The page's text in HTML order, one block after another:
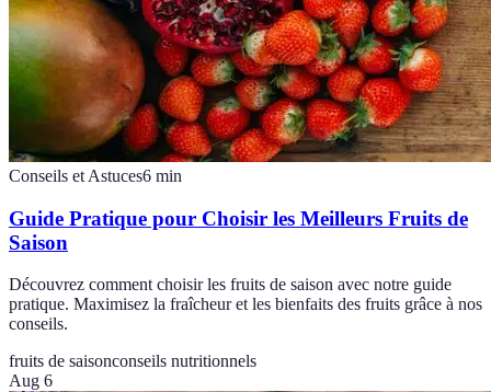
Conseils et Astuces6 min
Guide Pratique pour Choisir les Meilleurs Fruits de
Saison
Découvrez comment choisir les fruits de saison avec notre guide
pratique. Maximisez la fraîcheur et les bienfaits des fruits grâce à nos
conseils.
fruits de saisonconseils nutritionnels
Aug 6